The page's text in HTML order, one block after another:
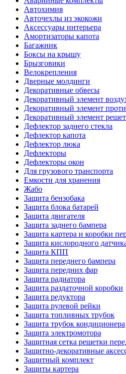
Автохимия
Авточехлы из экокожи
Аксессуары интерьера
Амортизаторы капота
Багажник
Боксы на крышу
Брызговики
Велокрепления
Дверные молдинги
Декоративные обвесы
Декоративный элемент
Декоративный элемент
Декоративный элемент
Дефлектор заднего стекла
Дефлектор капота
Дефлектор люка
Дефлекторы
Дефлекторы окон
Для грузового транспорта
Емкости для хранения
Жабо
Защита бензобака
Защита блока батарей
Защита двигателя
Защита заднего бампера
Защита картера и коробки
Защита кислородного
Защита КПП
Защита переднего бампера
Защита передних фар
Защита радиатора
Защита раздаточной коробки
Защита редуктора
Защита рулевой рейки
Защита топливных трубок
Защита трубок кондиционера
Защита электромотора
Защитная сетка решетки
Защитно-декоративные
Защитный комплект
Защиты картера